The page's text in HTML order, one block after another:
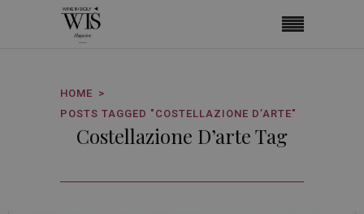
HOME
POSTS TAGGED "COSTELLAZIONE D’ARTE"
Costellazione D’arte Tag